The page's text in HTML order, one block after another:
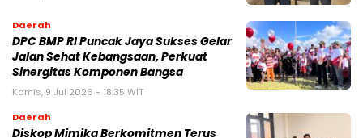
Daerah
DPC BMP RI Puncak Jaya Sukses Gelar
Jalan Sehat Kebangsaan, Perkuat
Sinergitas Komponen Bangsa
Kamis, 9 Jul 2026 - 18:35 WIT
Daerah
Diskop Mimika Berkomitmen Terus